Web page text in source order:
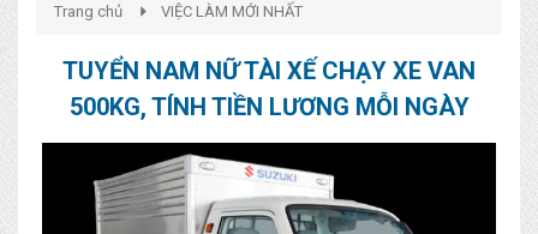
Trang chủ VIỆC LÀM MỚI NHẤT
TUYỂN NAM NỮ TÀI XẾ CHẠY XE VAN
500KG, TÍNH TIỀN LƯƠNG MỖI NGÀY